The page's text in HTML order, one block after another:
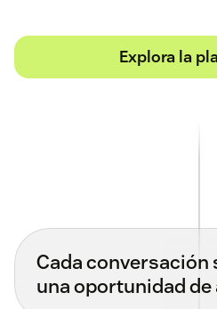
Explora la
Cada conversación
una oportunidad